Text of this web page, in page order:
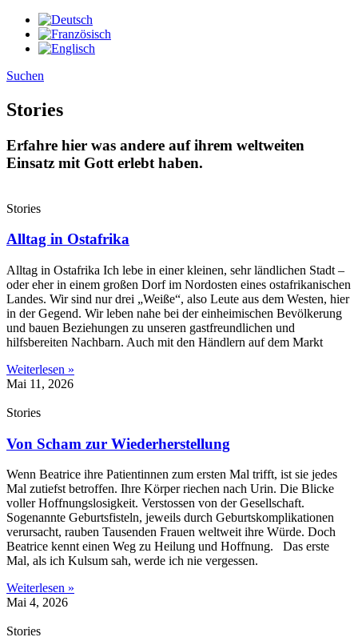
Suchen
Stories
Erfahre hier was andere auf ihrem weltweiten
Einsatz mit Gott erlebt haben.
Stories
Alltag in Ostafrika
Alltag in Ostafrika Ich lebe in einer kleinen, sehr ländlichen Stadt –
oder eher in einem großen Dorf im Nordosten eines ostafrikanischen
Landes. Wir sind nur drei „Weiße“, also Leute aus dem Westen, hier
in der Gegend. Wir leben nahe bei der einheimischen Bevölkerung
und bauen Beziehungen zu unseren gastfreundlichen und
hilfsbereiten Nachbarn. Auch mit den Händlern auf dem Markt
Weiterlesen »
Mai 11, 2026
Stories
Von Scham zur Wiederherstellung
Wenn Beatrice ihre Patientinnen zum ersten Mal trifft, ist sie jedes
Mal zutiefst betroffen. Ihre Körper riechen nach Urin. Die Blicke
voller Hoffnungslosigkeit. Verstossen von der Gesellschaft.
Sogenannte Geburtsfisteln, jeweils durch Geburtskomplikationen
verursacht, rauben Tausenden Frauen weltweit ihre Würde. Doch
Beatrice kennt einen Weg zu Heilung und Hoffnung. Das erste
Mal, als ich Kulsum sah, werde ich nie vergessen.
Weiterlesen »
Mai 4, 2026
Stories